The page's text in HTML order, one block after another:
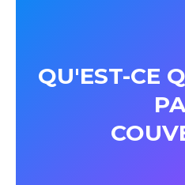
QU'EST-CE